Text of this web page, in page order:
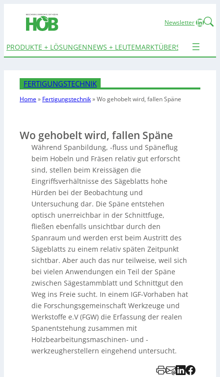
Newsletter
PRODUKTE + LÖSUNGENNEWS + LEUTEMARKTÜBERSICHTEN
FERTIGUNGSTECHNIK
Home» Fertigungstechnik»Wo gehobelt wird, fallen Späne
Wo gehobelt wird, fallen Späne
Während Spanbildung, -fluss und Späneflug
beim Hobeln und Fräsen relativ gut erforscht
sind, stellen beim Kreissägen die
Eingriffsverhältnisse des Sägeblatts hohe
Hürden bei der Beobachtung und
Untersuchung dar. Die Späne entstehen
optisch unerreichbar in der Schnittfuge,
fließen ebenfalls unsichtbar durch den
Spanraum und werden erst beim Austritt des
Sägeblatts zu einem relativ späten Zeitpunkt
sichtbar. Aber auch das nur teilweise, weil sich
bei vielen Anwendungen ein Teil der Späne
zwischen Sägestammblatt und Schnittgut den
Weg ins Freie sucht. In einem IGF-Vorhaben hat
die Forschungsgemeinschaft Werkzeuge und
Werkstoffe e.V (FGW) die Erfassung der realen
Spanentstehung zusammen mit
Holzbearbeitungsmaschinen- und -
werkzeugherstellern eingehend untersucht.